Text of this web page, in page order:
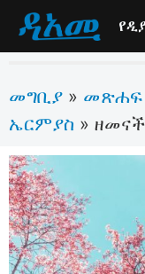
መግቢያ » መጽሐፍ
ኤርምያስ »